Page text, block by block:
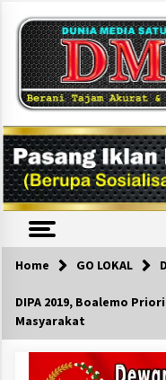
content
Home GO LOKAL
DIPA 2019, Boalemo
Masyarakat